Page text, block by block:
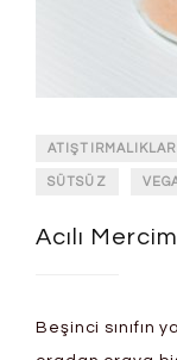
ATIŞTIRMALIKLAR
SÜTSÜZ
Acılı
Beşinci sınıfın